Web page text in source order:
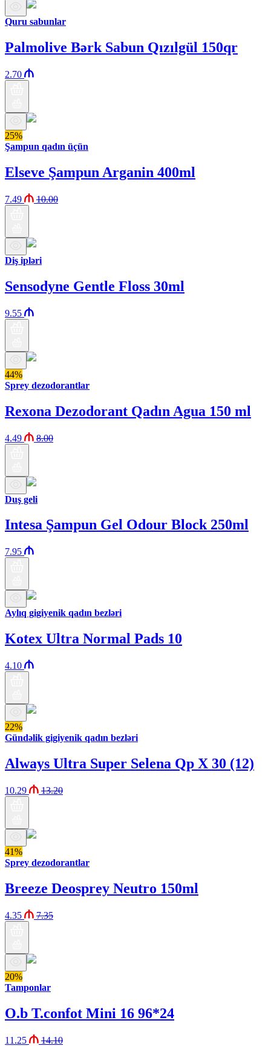
Quru sabunlar
Palmolive Bərk Sabun Qızılgül 150qr
2.70
25%
Şampun qadın üçün
Elseve Şampun Arganin 400ml
7.49 10.00
Diş ipləri
Sensodyne Gentle Floss 30ml
9.55
44%
Sprey dezodorantlar
Rexona Dezodorant Qadın Agua 150 ml
4.49 8.00
Duş geli
Intesa Şampun Gel Odour Block 250ml
7.95
Aylıq gigiyenik qadın bezləri
Kotex Ultra Normal Pads 10
4.10
22%
Gündəlik gigiyenik qadın bezləri
Always Ultra Super Selena Qp X 30 (12)
10.29 13.20
41%
Sprey dezodorantlar
Breeze Deosprey Neutro 150ml
4.35 7.35
20%
Tamponlar
O.b T.confot Mini 16 96*24
11.25 14.10